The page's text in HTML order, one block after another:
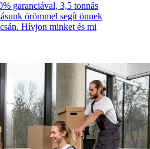
garanciával, 3,5 tonnás
örömmel segít önnek
Hívjon minket és mi